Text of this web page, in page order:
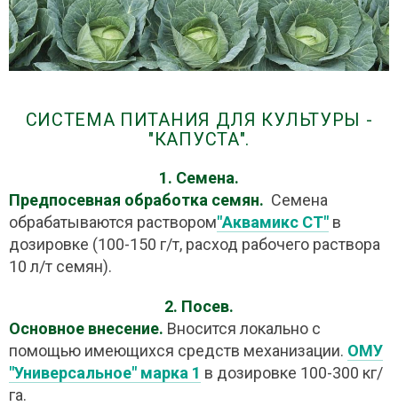
СИСТЕМА ПИТАНИЯ ДЛЯ КУЛЬТУРЫ -
"КАПУСТА".
1. Семена.
Предпосевная обработка семян. Семена
обрабатываются раствором"Аквамикс СТ" в
дозировке (100-150 г/т, расход рабочего раствора
10 л/т семян).
2. Посев.
Основное внесение. Вносится локально с
помощью имеющихся средств механизации. ОМУ
"Универсальное" марка 1 в дозировке 100-300 кг/
га.